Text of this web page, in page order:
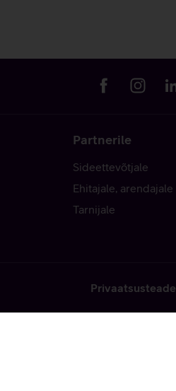
Partnerile
Sideettevõtjale
Ehitajale, arendajale
Tarnijale
Privaatsusteade